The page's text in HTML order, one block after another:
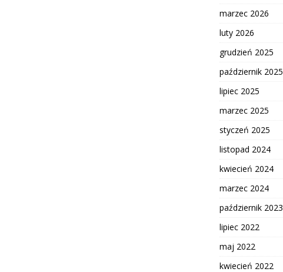
marzec 2026
luty 2026
grudzień 2025
październik 2025
lipiec 2025
marzec 2025
styczeń 2025
listopad 2024
kwiecień 2024
marzec 2024
październik 2023
lipiec 2022
maj 2022
kwiecień 2022